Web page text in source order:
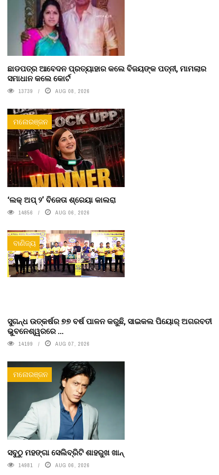
ଛାଡପତ୍ର ଆବେଦନ ପ୍ରତ୍ୟାହାର କଲେ ବିଜୟଙ୍କ ପତ୍ନୀ, ମାମଲାର
ସମାଧାନ କଲେ କୋର୍ଟ
13739 AUG 08, 2026
ମନୋରଞ୍ଜନ
‘ଲକ୍ ଅପ୍ ୨’ ବିଜେତା ଶ୍ରେୟା କାଲରା
14856 AUG 06, 2026
ବାଣିଜ୍ୟ
ସୁଗନ୍ଧ ଉତ୍କର୍ଷର ୭୭ ବର୍ଷ ପାଳନ କରୁଛି, ସାଇକଲ ପିୟୋର୍‌ ଅଗରବତୀ
ଭୁବନେଶ୍ୱରରେ ...
14199 AUG 07, 2026
ମନୋରଞ୍ଜନ
ସବୁଠୁ ମହଙ୍ଗା ସେଲିବ୍ରିଟି ଶାହରୁଖ ଖାନ୍
14981 AUG 06, 2026